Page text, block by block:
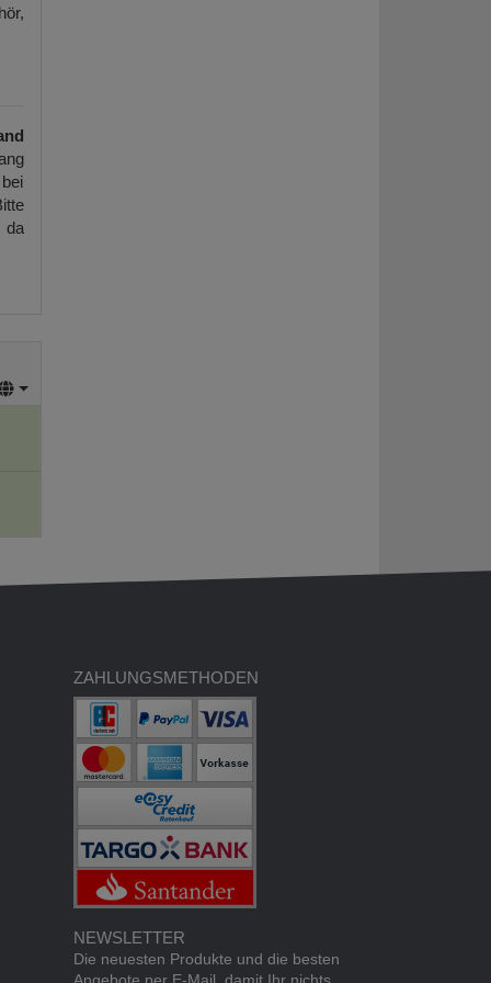
da
ZAHLUNGSMETHODEN
NEWSLETTER
Die neuesten Produkte und die besten